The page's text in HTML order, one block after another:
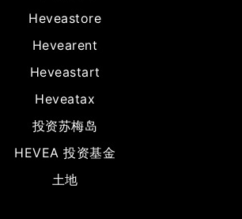
Heveastore
Hevearent
Heveastart
Heveatax
投资苏梅岛
HEVEA 投资基金
土地